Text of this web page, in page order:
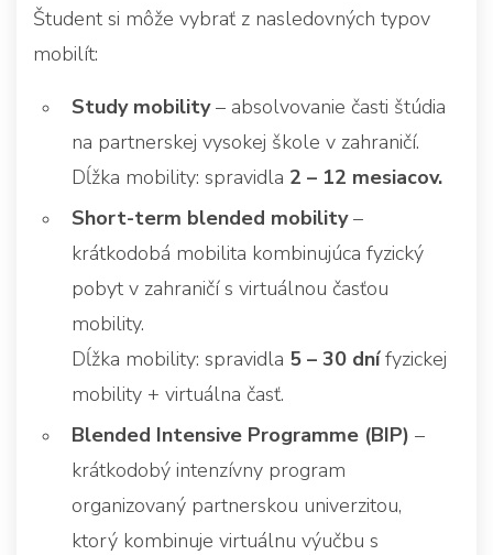
Študent si môže vybrať z nasledovných typov
mobilít:
Study mobility– absolvovanie časti štúdia
na partnerskej vysokej škole v zahraničí.
Dĺžka mobility: spravidla 2 – 12 mesiacov.
Short-term blended mobility–
krátkodobá mobilita kombinujúca fyzický
pobyt v zahraničí s virtuálnou časťou
mobility.
Dĺžka mobility: spravidla 5 – 30 dnífyzickej
mobility + virtuálna časť.
Blended Intensive Programme (BIP) –
krátkodobý intenzívny program
organizovaný partnerskou univerzitou,
ktorý kombinuje virtuálnu výučbu s